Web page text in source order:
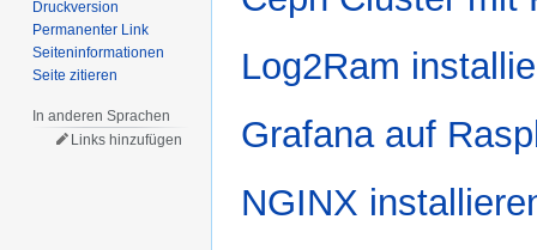
Log2Ram
Grafana auf
NGINX
Druckversion
Permanenter Link
Seiten­informationen
Seite zitieren
In anderen Sprachen
Links hinzufügen